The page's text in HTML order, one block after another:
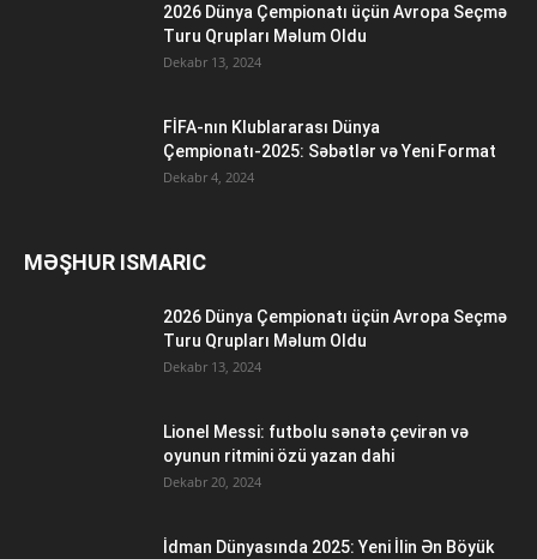
2026 Dünya Çempionatı üçün Avropa Seçmə
Turu Qrupları Məlum Oldu
Dekabr 13, 2024
FİFA-nın Klublararası Dünya
Çempionatı-2025: Səbətlər və Yeni Format
Dekabr 4, 2024
MƏŞHUR ISMARIC
2026 Dünya Çempionatı üçün Avropa Seçmə
Turu Qrupları Məlum Oldu
Dekabr 13, 2024
Lionel Messi: futbolu sənətə çevirən və
oyunun ritmini özü yazan dahi
Dekabr 20, 2024
İdman Dünyasında 2025: Yeni İlin Ən Böyük